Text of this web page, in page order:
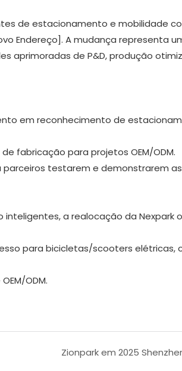
de estacionamento e mobilidade
Endereço]. A mudança representa
aprimoradas de P&D, produção
em reconhecimento de
fabricação para projetos OEM/ODM.
parceiros testarem e demonstrarem
a realocação da Nexpark
para bicicletas/scooters elétricas,
ODM.
Zionpark em 2025